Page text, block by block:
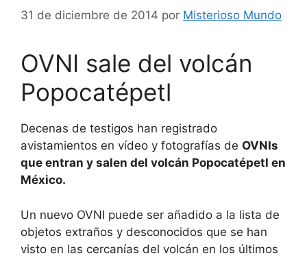
31 de diciembre de 2014 por Misterioso Mundo
OVNI sale del volcán
Popocatépetl
Decenas de testigos han registrado
avistamientos en vídeo y fotografías de OVNIs
que entran y salen del volcán Popocatépetl en
México.
Un nuevo OVNI puede ser añadido a la lista de
objetos extraños y desconocidos que se han
visto en las cercanías del volcán en los últimos